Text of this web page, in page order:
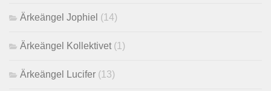
Ärkeängel Jophiel (14)
Ärkeängel Kollektivet (1)
Ärkeängel Lucifer (13)